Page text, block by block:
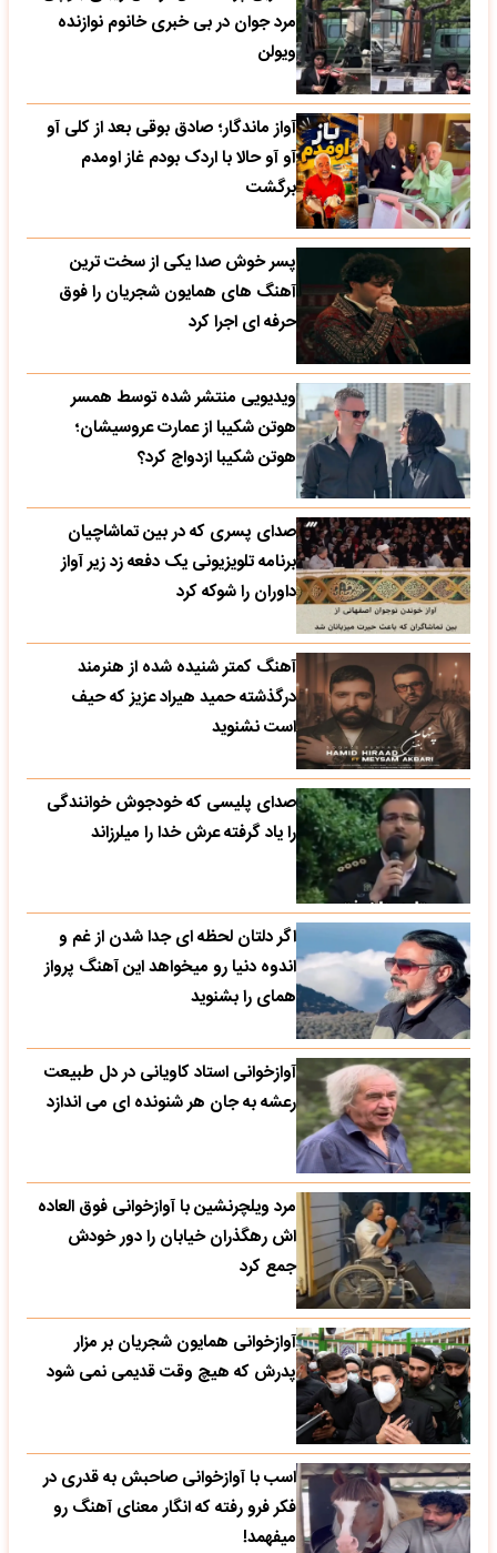
مرد جوان در بی خبری خانوم نوازنده
ویولن
آواز ماندگار؛ صادق بوقی بعد از کلی آو
آو آو حالا با اردک بودم غاز اومدم
برگشت
پسر خوش صدا یکی از سخت ترین
آهنگ های همایون شجریان را فوق
حرفه ای اجرا کرد
ویدیویی منتشر شده توسط همسر
هوتن شکیبا از عمارت عروسیشان؛
هوتن شکیبا ازدواج کرد؟
صدای پسری که در بین تماشاچیان
برنامه تلویزیونی یک دفعه زد زیر آواز
داوران را شوکه کرد
آهنگ کمتر شنیده شده از هنرمند
درگذشته حمید هیراد عزیز که حیف
است نشنوید
صدای پلیسی که خودجوش خوانندگی
را یاد گرفته عرش خدا را میلرزاند
اگر دلتان لحظه ای جدا شدن از غم و
اندوه دنیا رو میخواهد این آهنگ پرواز
همای را بشنوید
آوازخوانی استاد کاویانی در دل طبیعت
رعشه به جان هر شنونده ای می اندازد
مرد ویلچرنشین با آوازخوانی فوق العاده
اش رهگذران خیابان را دور خودش
جمع کرد
آوازخوانی همایون شجریان بر مزار
پدرش که هیچ وقت قدیمی نمی شود
اسب با آوازخوانی صاحبش به قدری در
فکر فرو رفته که انگار معنای آهنگ رو
میفهمد!